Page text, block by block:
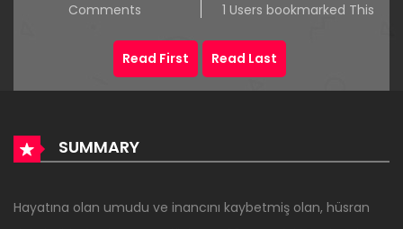
Comments 1 Users bookmarked This
Read First Read Last
SUMMARY
Hayatına olan umudu ve inancını kaybetmiş olan, hüsran